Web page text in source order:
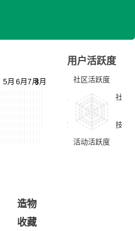
用户活跃度
造物
收藏